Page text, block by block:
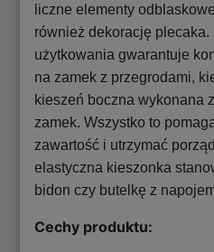
liczne elementy
również dekorację
użytkowania gwarantuje
na zamek z przegrodami,
kieszeń boczna wykonana
zamek. Wszystko to
zawartość i utrzymać
elastyczna kieszonka
bidon czy butelkę z
Cechy produktu: